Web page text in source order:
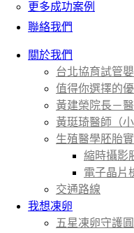
更多成功案例
聯絡我們
關於我們
台北協育試管
值得你選擇的
黃建榮院長－
黃珽琦醫師（小
生殖醫學胚胎
縮時攝影
電子晶片
交通路線
我想凍卵
五星凍卵守護